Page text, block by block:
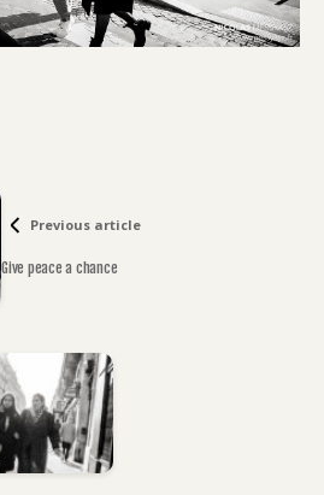
Previous article
Give peace a chance